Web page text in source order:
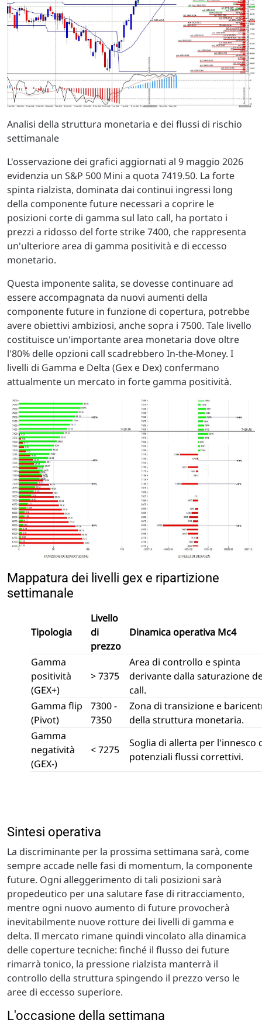
Analisi della struttura monetaria e dei flussi di rischio
settimanale
L'osservazione dei grafici aggiornati al 9 maggio 2026
evidenzia un S&P 500 Mini a quota 7419.50. La forte
spinta rialzista, dominata dai continui ingressi long
della componente future necessari a coprire le
posizioni corte di gamma sul lato call, ha portato i
prezzi a ridosso del forte strike 7400, che rappresenta
un'ulteriore area di gamma positività e di eccesso
monetario.
Questa imponente salita, se dovesse continuare ad
essere accompagnata da nuovi aumenti della
componente future in funzione di copertura, potrebbe
avere obiettivi ambiziosi, anche sopra i 7500. Tale livello
costituisce un'importante area monetaria dove oltre
l'80% delle opzioni call scadrebbero In-the-Money. I
livelli di Gamma e Delta (Gex e Dex) confermano
attualmente un mercato in forte gamma positività.
Mappatura dei livelli gex e ripartizione
settimanale
Tipologia
Livello
di
prezzo
Dinamica operativa Mc4
Gamma
positività
(GEX+)
> 7375
Area di controllo e spinta
derivante dalla saturazione
call.
Gamma flip
(Pivot)
7300 -
7350
Zona di transizione e
della struttura monetaria.
Gamma
negatività
(GEX-)
< 7275
Soglia di allerta per l'innesco
potenziali flussi correttivi.
Sintesi operativa
La discriminante per la prossima settimana sarà, come
sempre accade nelle fasi di momentum, la componente
future. Ogni alleggerimento di tali posizioni sarà
propedeutico per una salutare fase di ritracciamento,
mentre ogni nuovo aumento di future provocherà
inevitabilmente nuove rotture dei livelli di gamma e
delta. Il mercato rimane quindi vincolato alla dinamica
delle coperture tecniche: finché il flusso dei future
rimarrà tonico, la pressione rialzista manterrà il
controllo della struttura spingendo il prezzo verso le
aree di eccesso superiore.
L'occasione della settimana